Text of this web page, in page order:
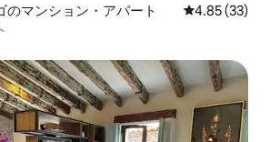
のマンション・アパート レビュー33
4.85 (33)